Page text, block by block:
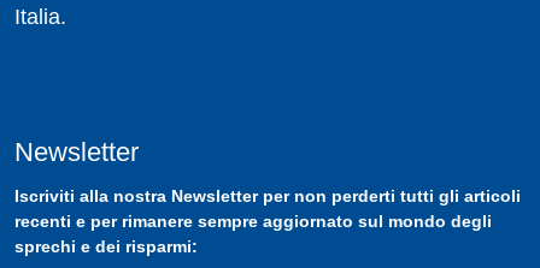
Italia.
Newsletter
Iscriviti alla nostra Newsletterper non perderti tutti gli articoli
recenti e per rimanere sempre aggiornato sul mondo degli
sprechi e dei risparmi: